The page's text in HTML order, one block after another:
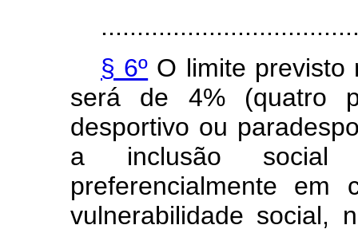
§ 6º O limite previsto
será de 4% (quatro
desportivo ou
a inclusão
preferencialmente em
vulnerabilidade social,